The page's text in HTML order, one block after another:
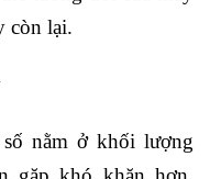
còn lại.
nằm ở khối lượng